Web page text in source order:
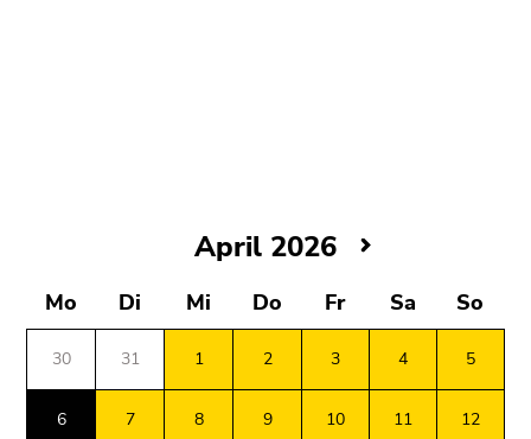
(Zugriffstaste
Mittwoch,
1.
April
2026
Donnerstag,
April 2026
Mo Di Mi Do Fr Sa So
30 31 1 2 3 4 5
6 7 8 9 10 11 12